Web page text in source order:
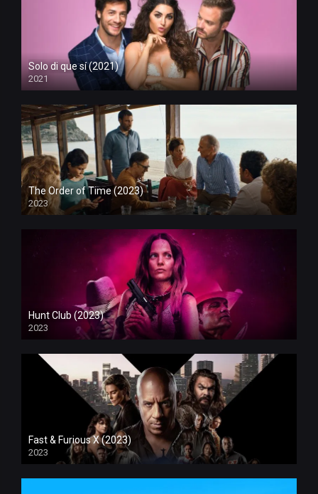
Solo di que sí (2021)
2021
The Order of Time (2023)
2023
Hunt Club (2023)
2023
Fast & Furious X (2023)
2023